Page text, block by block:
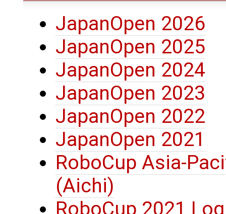
JapanOpen 2026
JapanOpen 2025
JapanOpen 2024
JapanOpen 2023
JapanOpen 2022
JapanOpen 2021
RoboCup Asia-
(Aichi)
RoboCup 2021